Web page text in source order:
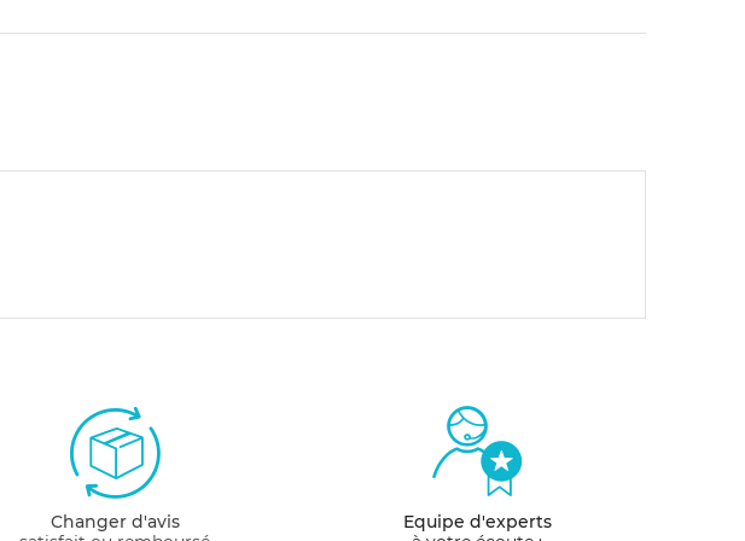
Changer d'avis
Equipe d'experts